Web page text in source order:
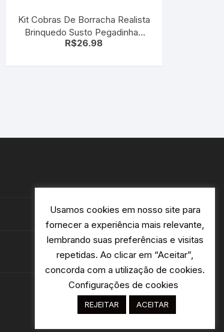
Kit Cobras De Borracha Realista
Brinquedo Susto Pegadinhas
Amarelo
R$26.98
Usamos cookies em nosso site para
fornecer a experiência mais relevante,
lembrando suas preferências e visitas
repetidas. Ao clicar em “Aceitar”,
concorda com a utilização de cookies.
Configurações de cookies
REJEITAR ACEITAR